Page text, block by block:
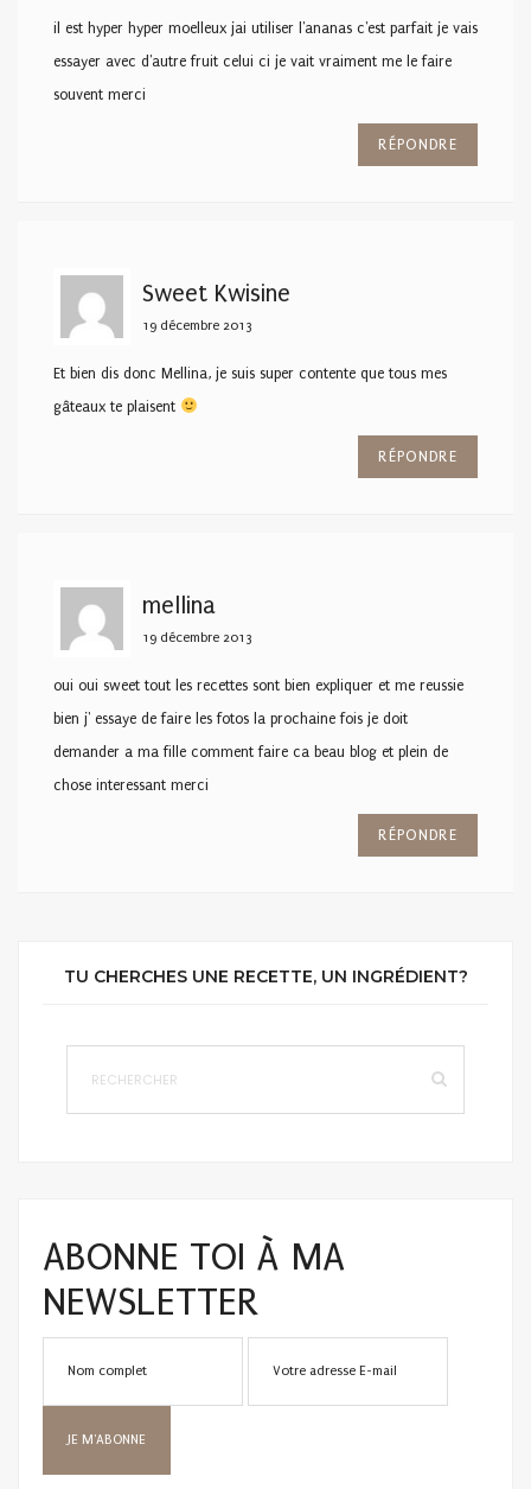
il est hyper hyper moelleux jai utiliser l'ananas c'est parfait je vais
essayer avec d'autre fruit celui ci je vait vraiment me le faire
souvent merci
RÉPONDRE
Sweet Kwisine
19 décembre 2013
Et bien dis donc Mellina, je suis super contente que tous mes
gâteaux te plaisent
RÉPONDRE
mellina
19 décembre 2013
oui oui sweet tout les recettes sont bien expliquer et me reussie
bien j' essaye de faire les fotos la prochaine fois je doit
demander a ma fille comment faire ca beau blog et plein de
chose interessant merci
RÉPONDRE
TU CHERCHES UNE RECETTE, UN INGRÉDIENT?
ABONNE TOI À MA
NEWSLETTER